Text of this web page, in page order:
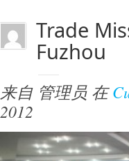
Trade
Fuzhou
来自 管理员 在
2012